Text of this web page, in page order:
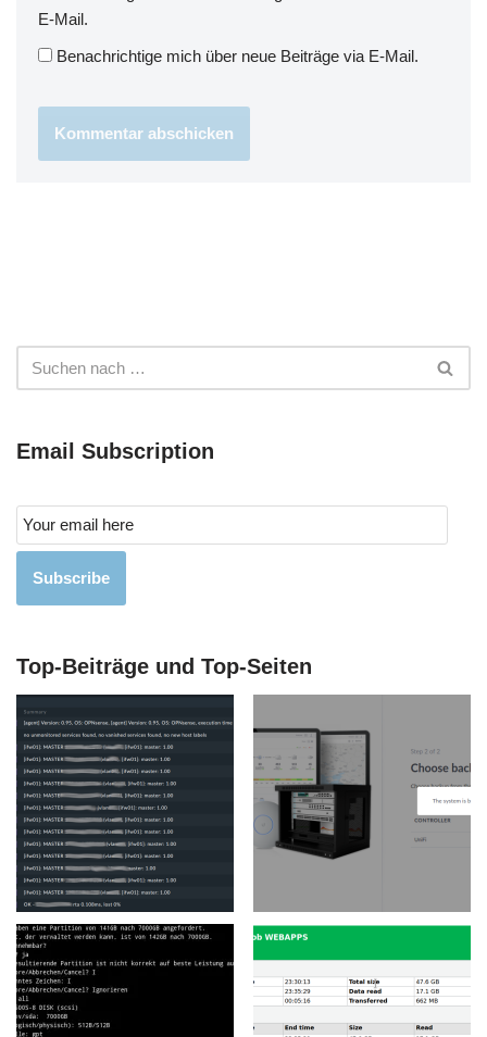
E-Mail.
Benachrichtige mich über neue Beiträge via E-Mail.
Email Subscription
Subscribe
Top-Beiträge und Top-Seiten